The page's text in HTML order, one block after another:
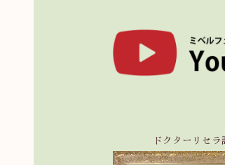
ドクターリセラ